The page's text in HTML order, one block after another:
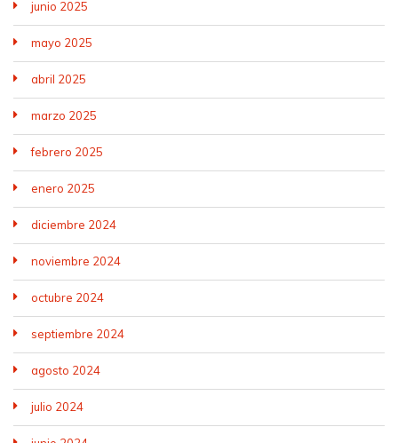
junio 2025
mayo 2025
abril 2025
marzo 2025
febrero 2025
enero 2025
diciembre 2024
noviembre 2024
octubre 2024
septiembre 2024
agosto 2024
julio 2024